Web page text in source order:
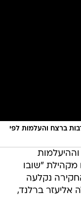
ברצח והעלמות לפי
מקהילת "שובו
נקלעה
אליעזר ברלנד,